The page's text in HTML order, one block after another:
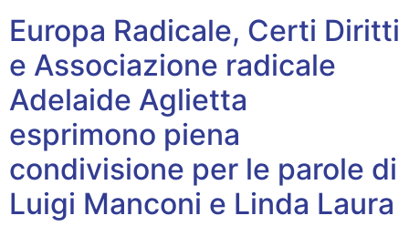
Europa Radicale, Certi Diritti
e Associazione radicale
Adelaide Aglietta
esprimono piena
condivisione per le parole di
Luigi Manconi e Linda Laura